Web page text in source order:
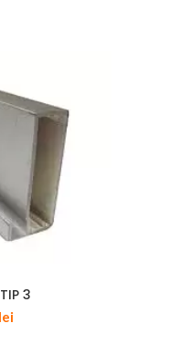
3
lei